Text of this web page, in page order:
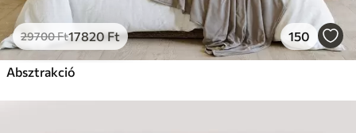
29700Ft17820Ft 150
Absztrakció